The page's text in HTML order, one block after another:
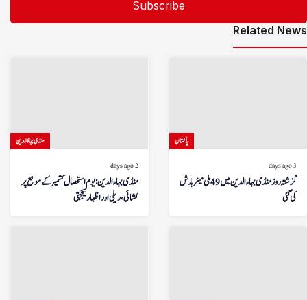
Related News
منڈی بہاؤالدین
2 days ago
منڈی بہاءالدین: یوم استحصال کشمیر کے موقع پر پرچم
کشائی، ریلی اور اظہار یکجہتی
پاکستان
3 days ago
گزشتہ روز منڈی بہاءالدین میں 49 ملی میٹر بارش ریکارڈ
کی گئی